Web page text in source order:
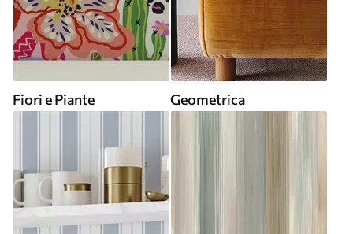
Fiori e Piante Geometrica